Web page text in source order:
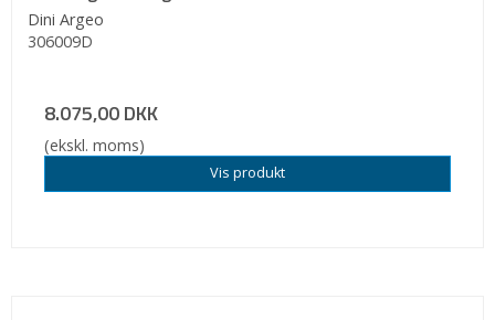
Dini Argeo
306009D
8.075,00 DKK
(ekskl. moms)
Vis produkt